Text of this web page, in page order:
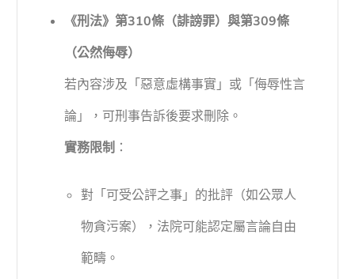
《刑法》第310條（誹謗罪）與第309條
（公然侮辱）
若內容涉及「惡意虛構事實」或「侮辱性言
論」，可刑事告訴後要求刪除。
實務限制 ：
對「可受公評之事」的批評（如公眾人
物貪污案），法院可能認定屬言論自由
範疇。